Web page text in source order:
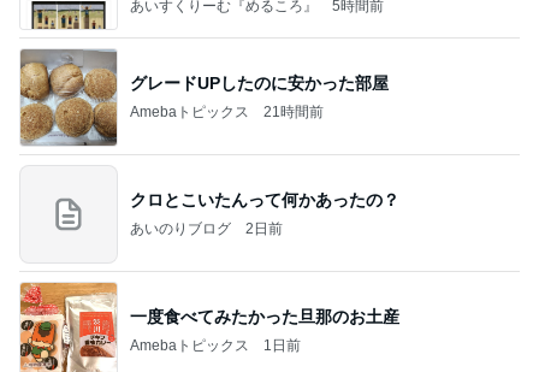
あいすくりーむ『めるころ』 5時間前
グレードUPしたのに安かった部屋
Amebaトピックス 21時間前
クロとこいたんって何かあったの？
あいのりブログ 2日前
一度食べてみたかった旦那のお土産
Amebaトピックス 1日前